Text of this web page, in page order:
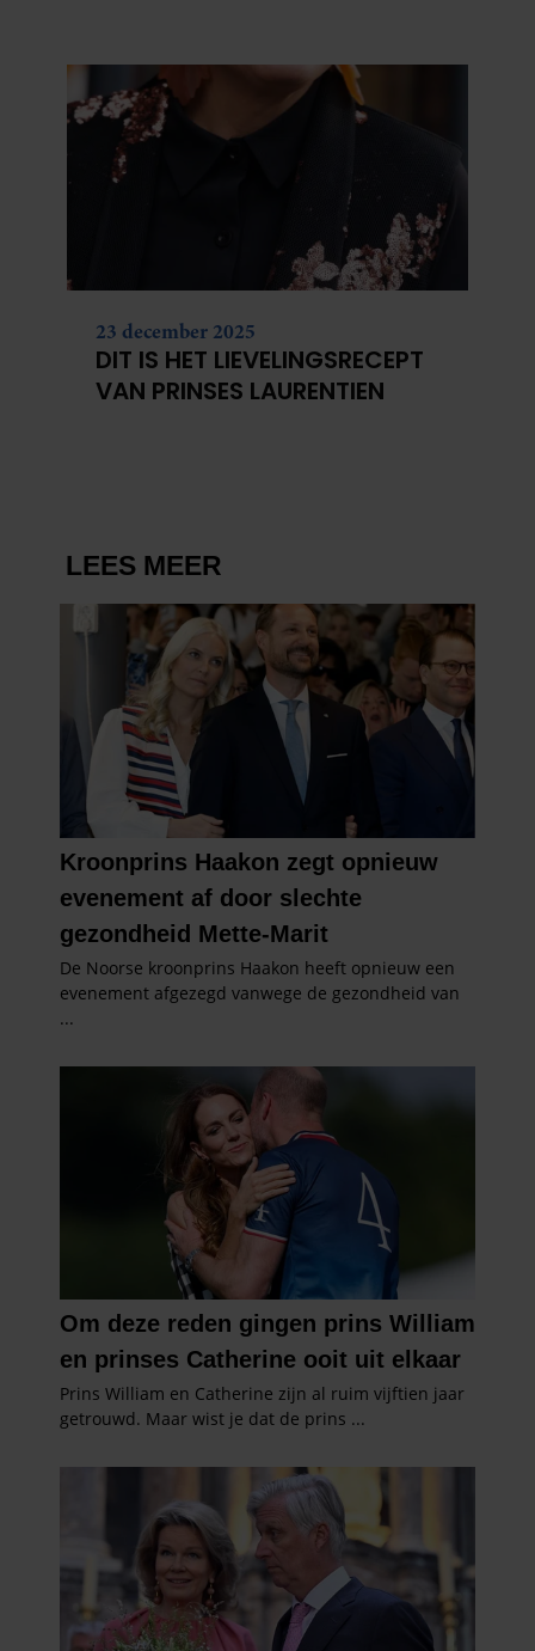
23 december 2025
DIT IS HET LIEVELINGSRECEPT
VAN PRINSES LAURENTIEN